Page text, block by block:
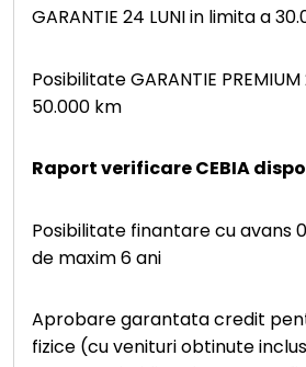
GARANTIE 24 LUNI in limita a
Posibilitate GARANTIE
50.000 km
Raport verificare CEBIA
Posibilitate finantare cu avans
de maxim 6 ani
Aprobare garantata credit
fizice (cu venituri obtinute